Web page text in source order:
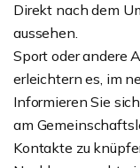
Direkt nach dem
aussehen.
Sport oder andere
erleichtern es, im
Informieren Sie
am
Kontakte zu